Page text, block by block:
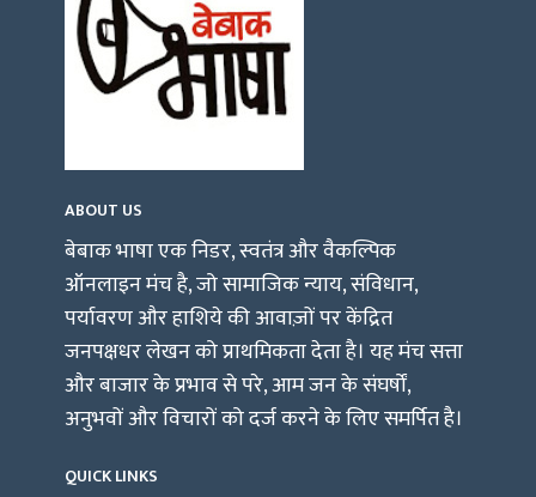
ABOUT US
बेबाक भाषा एक निडर, स्वतंत्र और वैकल्पिक
ऑनलाइन मंच है, जो सामाजिक न्याय, संविधान,
पर्यावरण और हाशिये की आवाज़ों पर केंद्रित
जनपक्षधर लेखन को प्राथमिकता देता है। यह मंच सत्ता
और बाजार के प्रभाव से परे, आम जन के संघर्षों,
अनुभवों और विचारों को दर्ज करने के लिए समर्पित है।
QUICK LINKS